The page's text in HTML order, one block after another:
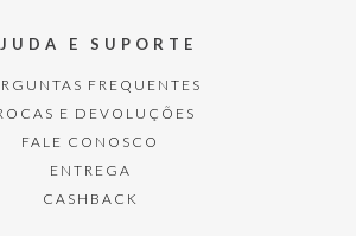
E SUPORTE
FREQUENTES
E DEVOLUÇÕES
FALE CONOSCO
ENTREGA
CASHBACK